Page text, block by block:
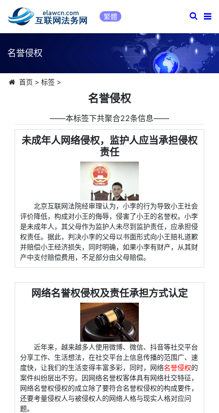
繁體
名誉侵权
首页 > 标签>
名誉侵权
――本标签下共聚合22条信息――
未成年人网络侵权，监护人应当承担侵权
责任
北京互联网法院经审理认为，小李的行为导致小王社会
评价降低，构成对小王的侮辱，侵害了小王的名誉权。小李
是未成年人，其父母作为监护人未尽到监护责任，应承担侵
权责任。据此，判决小李的父母以书面形式向小王赔礼道歉
并赔偿小王经济损失，同时明确，如果小李有财产，从其财
产中支付赔偿费用，不足部分由父母赔偿。
网络名誉权侵权及责任承担方式认定
近年来，越来越多人使用微博、微信、抖音等社交平台
分享工作、生活想法，在社交平台上信息传播的范围广、速
度快，让我们的生活变得丰富多彩，同时，网络名誉侵权的
案件纠纷层出不穷。因网络名誉权客体具有网络社交特征，
网络名誉权侵权的成立除了要符合名誉权侵权的构成要件，
还要考量侵权人与被侵权人的网络人格与现实人格对应问
题。